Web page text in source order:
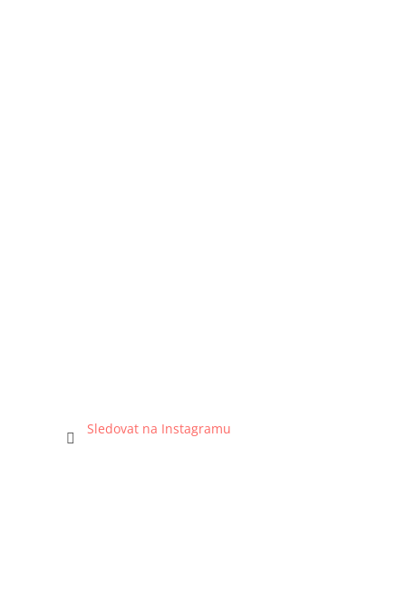
Sledovat na Instagramu